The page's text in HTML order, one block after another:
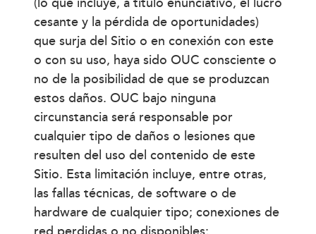
cesante y la pérdida de oportunidades)
que surja del Sitio o en conexión con este
o con su uso, haya sido OUC consciente o
no de la posibilidad de que se produzcan
estos daños. OUC bajo ninguna
circunstancia será responsable por
cualquier tipo de daños o lesiones que
resulten del uso del contenido de este
Sitio. Esta limitación incluye, entre otras,
las fallas técnicas, de software o de
hardware de cualquier tipo; conexiones de